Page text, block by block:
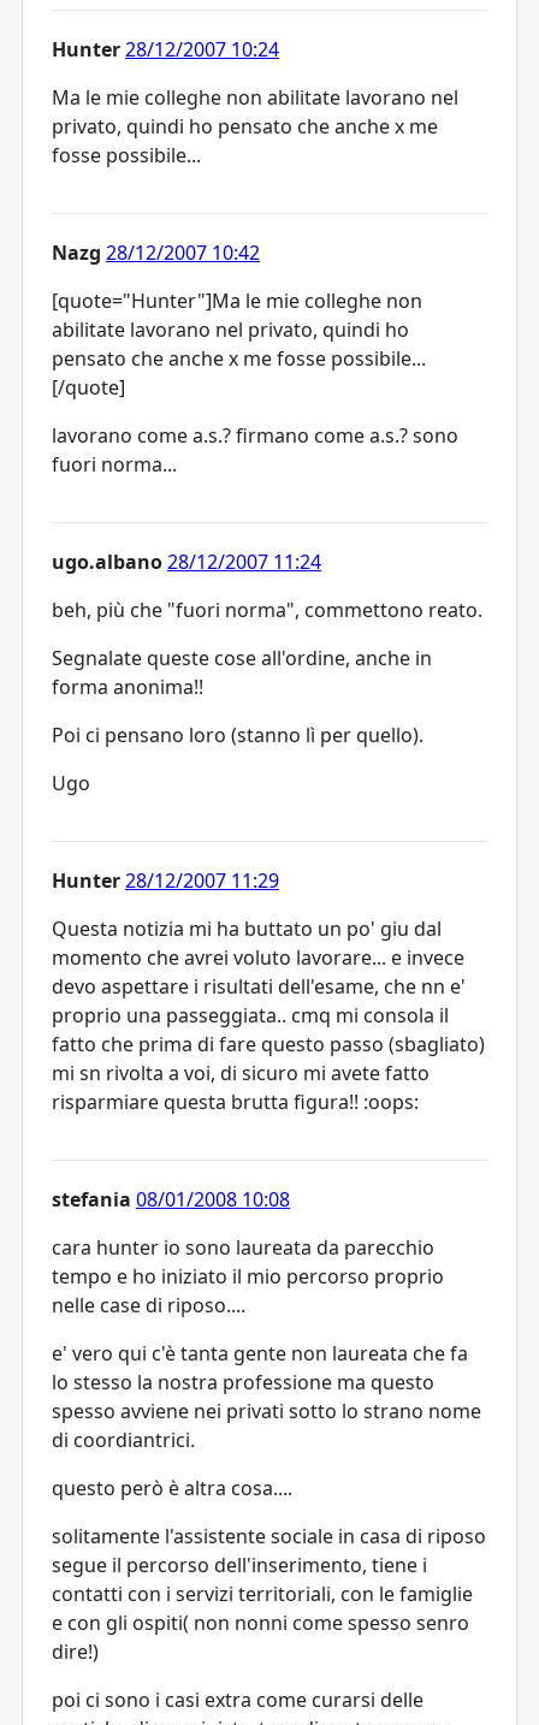
Hunter28/12/2007 10:24
Ma le mie colleghe non abilitate lavorano nel
privato, quindi ho pensato che anche x me
fosse possibile...
Nazg 28/12/2007 10:42
[quote="Hunter"]Ma le mie colleghe non
abilitate lavorano nel privato, quindi ho
pensato che anche x me fosse possibile...
[/quote]
lavorano come a.s.? firmano come a.s.? sono
fuori norma...
ugo.albano28/12/2007 11:24
beh, più che "fuori norma", commettono reato.
Segnalate queste cose all'ordine, anche in
forma anonima!!
Poi ci pensano loro (stanno lì per quello).
Ugo
Hunter28/12/2007 11:29
Questa notizia mi ha buttato un po' giu dal
momento che avrei voluto lavorare... e invece
devo aspettare i risultati dell'esame, che nn e'
proprio una passeggiata.. cmq mi consola il
fatto che prima di fare questo passo (sbagliato)
mi sn rivolta a voi, di sicuro mi avete fatto
risparmiare questa brutta figura!! :oops:
stefania 08/01/2008 10:08
cara hunter io sono laureata da parecchio
tempo e ho iniziato il mio percorso proprio
nelle case di riposo....
e' vero qui c'è tanta gente non laureata che fa
lo stesso la nostra professione ma questo
spesso avviene nei privati sotto lo strano nome
di coordiantrici.
questo però è altra cosa....
solitamente l'assistente sociale in casa di riposo
segue il percorso dell'inserimento, tiene i
contatti con i servizi territoriali, con le famiglie
e con gli ospiti( non nonni come spesso senro
dire!)
poi ci sono i casi extra come curarsi delle